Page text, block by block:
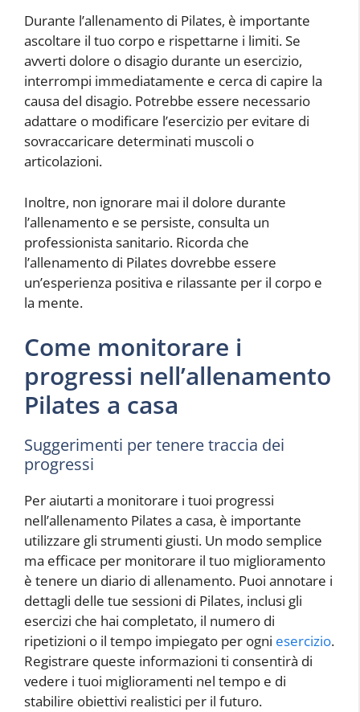
Durante l’allenamento di Pilates, è importante
ascoltare il tuo corpo e rispettarne i limiti. Se
avverti dolore o disagio durante un esercizio,
interrompi immediatamente e cerca di capire la
causa del disagio. Potrebbe essere necessario
adattare o modificare l’esercizio per evitare di
sovraccaricare determinati muscoli o
articolazioni.
Inoltre, non ignorare mai il dolore durante
l’allenamento e se persiste, consulta un
professionista sanitario. Ricorda che
l’allenamento di Pilates dovrebbe essere
un’esperienza positiva e rilassante per il corpo e
la mente.
Come monitorare i
progressi nell’allenamento
Pilates a casa
Suggerimenti per tenere traccia dei
progressi
Per aiutarti a monitorare i tuoi progressi
nell’allenamento Pilates a casa, è importante
utilizzare gli strumenti giusti. Un modo semplice
ma efficace per monitorare il tuo miglioramento
è tenere un diario di allenamento. Puoi annotare i
dettagli delle tue sessioni di Pilates, inclusi gli
esercizi che hai completato, il numero di
ripetizioni o il tempo impiegato per ogni esercizio.
Registrare queste informazioni ti consentirà di
vedere i tuoi miglioramenti nel tempo e di
stabilire obiettivi realistici per il futuro.